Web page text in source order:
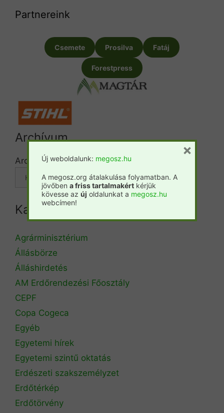
Partnereink
Csemete Prosilva Fatáj
Forestpress
Archívum
Archívum
Kategóriák
Agrárminisztérium
Állásbörze
Álláshirdetés
AM Erdőrendezési Főosztály
CEPF
Copa Cogeca
Egyéb
Egyetemi hírek
Egyetemi szintű oktatás
Erdészeti szakszemélyzet
Erdőtérkép
Erdőtörvény
Új weboldalunk: megosz.hu
A megosz.org átalakulása folyamatban. A
jövőben a friss tartalmakért kérjük
kövesse az új oldalunkat a megosz.hu
webcímen!
×